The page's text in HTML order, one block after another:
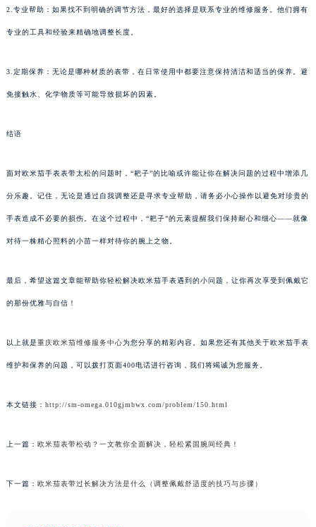
2.专业帮助：如果找不到明确的调节方法，最好的选择是联系专业的维修服务。他们拥有
专业的工具和经验来精确地调整长度。
3.定期保养：无论是哪种材质的表带，在日常使用中都要注意保持清洁和适当的保养。避
免接触水、化学物质等可能导致损坏的因素。
结语
面对欧米茄手表表带太松的问题时，“耙子”的比喻或许能让你在解决问题的过程中增添几
分乐趣。记住，无论是通过自我调整还是寻求专业帮助，请务必小心操作以避免对珍贵的
手表造成不必要的损伤。在这个过程中，“耙子”的元素提醒我们保持耐心和细心——就像
对待一株精心照料的小苗一样对待你的腕上之物。
最后，希望这篇文章能帮助你轻松解决欧米茄手表遇到的小问题，让你再次享受到佩戴它
的那份优雅与自信！
以上就是重庆欧米茄维修服务中心为您分享的精彩内容。如果您还有其他关于欧米茄手表
维护和保养的问题，可以拨打页面400电话进行咨询，我们将竭诚为您服务。
本文链接： http://sm-omega.010gjmbwx.com/problem/150.html
上一篇： 欧米茄表带松动？一文教你全面解决，轻松紧固腕间经典！
下一篇： 欧米茄表带过长解决方法是什么（调整佩戴舒适度的技巧与步骤）